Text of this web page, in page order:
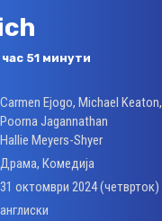
час 51 минути
Carmen Ejogo, Michael Keaton,
Poorna Jagannathan
Hallie Meyers-Shyer
Драма, Комедија
31 октомври 2024 (четврток)
англиски